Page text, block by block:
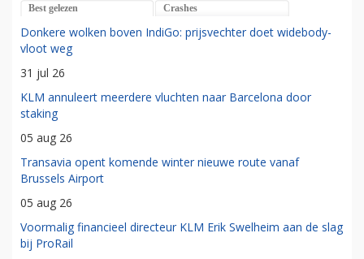
Best gelezen Crashes
Donkere wolken boven IndiGo: prijsvechter doet widebody-
vloot weg
31 jul 26
KLM annuleert meerdere vluchten naar Barcelona door
staking
05 aug 26
Transavia opent komende winter nieuwe route vanaf
Brussels Airport
05 aug 26
Voormalig financieel directeur KLM Erik Swelheim aan de slag
bij ProRail